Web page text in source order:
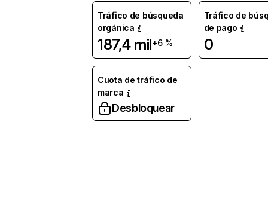
Tráfico de búsqueda
orgánica
187,4 mil+6 %
Tráfico de
de pago
0
Cuota de tráfico de
marca
Desbloquear